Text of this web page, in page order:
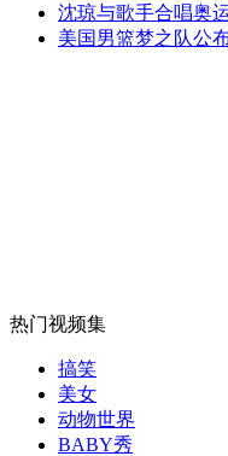
女孩北京地铁殴打
沈琼与歌手合唱奥
美国男篮梦之队公
热门视频集
搞笑
美女
动物世界
BABY秀